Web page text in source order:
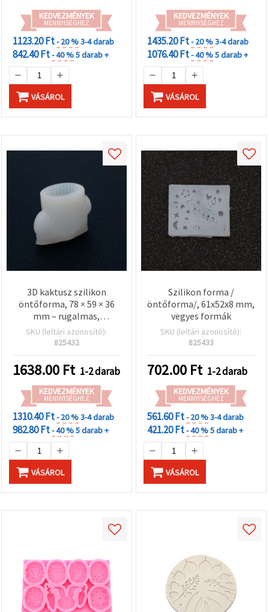
KEDVEZMÉNYEK
MENNYISÉGHEZ
1123.20 Ft- 20 %3-4 darab
842.40 Ft- 40 %5 darab +
VÁSÁROL
KEDVEZMÉNYEK
MENNYISÉGHEZ
1435.20 Ft- 20 %3-4 darab
1076.40 Ft- 40 %5 darab +
VÁSÁROL
3D kaktusz szilikon
öntőforma, 78 × 59 × 36
mm – rugalmas,
újrahasználható DIY
kreatív hobbi forma epoxi
műgyantához,
gyertyakészítéshez,
szappanöntéshez,
agyaghoz és fondanthoz
SKU (leltári azonosító):
825432
1638.00 Ft 1-2 darab
KEDVEZMÉNYEK
MENNYISÉGHEZ
1310.40 Ft- 20 %3-4 darab
982.80 Ft- 40 %5 darab +
VÁSÁROL
Szilikon forma /
öntőforma/, 61x52x8 mm,
vegyes formák
SKU (leltári azonosító):
825433
702.00 Ft 1-2 darab
KEDVEZMÉNYEK
MENNYISÉGHEZ
561.60 Ft- 20 %3-4 darab
421.20 Ft- 40 %5 darab +
VÁSÁROL